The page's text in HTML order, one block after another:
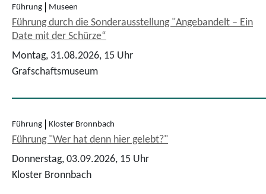
Führung Museen
Führung durch die Sonderausstellung "Angebandelt – Ein
Date mit der Schürze“
Montag, 31.08.2026, 15 Uhr
Grafschaftsmuseum
Führung Kloster Bronnbach
Führung "Wer hat denn hier gelebt?"
Donnerstag, 03.09.2026, 15 Uhr
Kloster Bronnbach